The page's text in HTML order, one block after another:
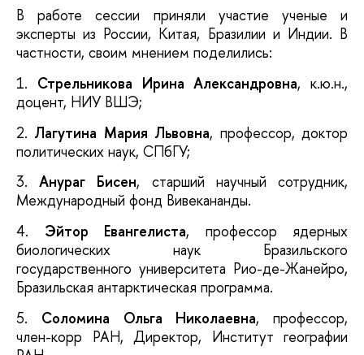
В работе сессии приняли участие ученые и
эксперты из России, Китая, Бразилии и Индии. В
частности, своим мнением поделились:
1. Стрельникова Ирина Александровна, к.ю.н.,
доцент, НИУ ВШЭ;
2. Лагутина Мария Львовна, профессор, доктор
политических наук, СПбГУ;
3.Анураг Бисен, старший научный сотрудник,
Международный фонд Вивекананды.
4. Эйтор Евангелиста, профессор ядерных
биологических наук Бразильского
государственного университета Рио-де-Жанейро,
Бразильская антарктическая программа.
5. Соломина Ольга Николаевна, профессор,
член-корр РАН, Директор, Институт географии